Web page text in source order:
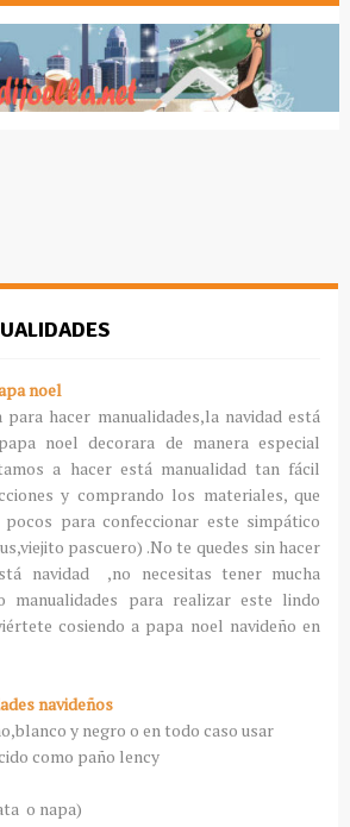
noel
hacer manualidades,la navidad está
noel decorara de manera especial
a hacer está manualidad tan fácil
y comprando los materiales, que
para confeccionar este simpático
pascuero) .No te quedes sin hacer
navidad ,no necesitas tener mucha
manualidades para realizar este lindo
cosiendo a papa noel navideño en
navideños
y negro o en todo caso usar
como paño lency
o napa)